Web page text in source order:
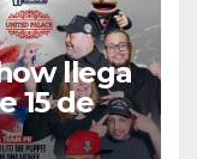
llega
15 de